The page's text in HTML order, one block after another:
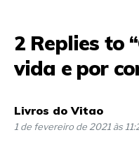
2 Replies to
vida e por
Livros do Vitao
1 de fevereiro de 2021 às